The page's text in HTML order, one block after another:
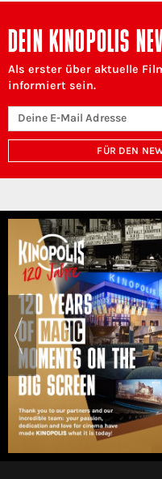
DEIN KINOPOLIS
Als erster über aktuelle
informiert sein.
FÜR DEN